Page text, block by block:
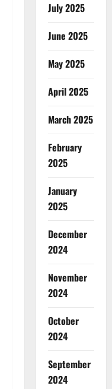
July 2025
June 2025
May 2025
April 2025
March 2025
February
2025
January
2025
December
2024
November
2024
October
2024
September
2024